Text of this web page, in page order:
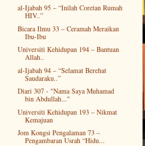
al-Ijabah 95 – “Inilah Coretan Rumah
HIV..”
Bicara Ilmu 33 – Ceramah Meraikan
Ibu-Ibu
Universiti Kehidupan 194 – Bantuan
Allah..
al-Ijabah 94 – “Selamat Berehat
Saudaraku..”
Diari 307 - "Nama Saya Muhamad
bin Abdullah..."
Universiti Kehidupan 193 – Nikmat
Kemajuan
Jom Kongsi Pengalaman 73 –
Pengambaran Usrah “Hidu...